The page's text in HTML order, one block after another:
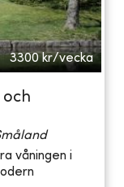
3300 kr/vecka
och
våningen i